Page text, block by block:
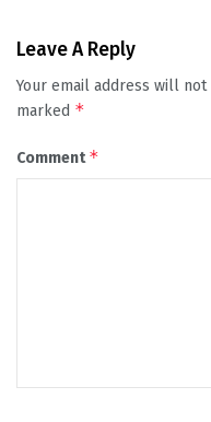
Leave A Reply
Your email address will
marked *
Comment*